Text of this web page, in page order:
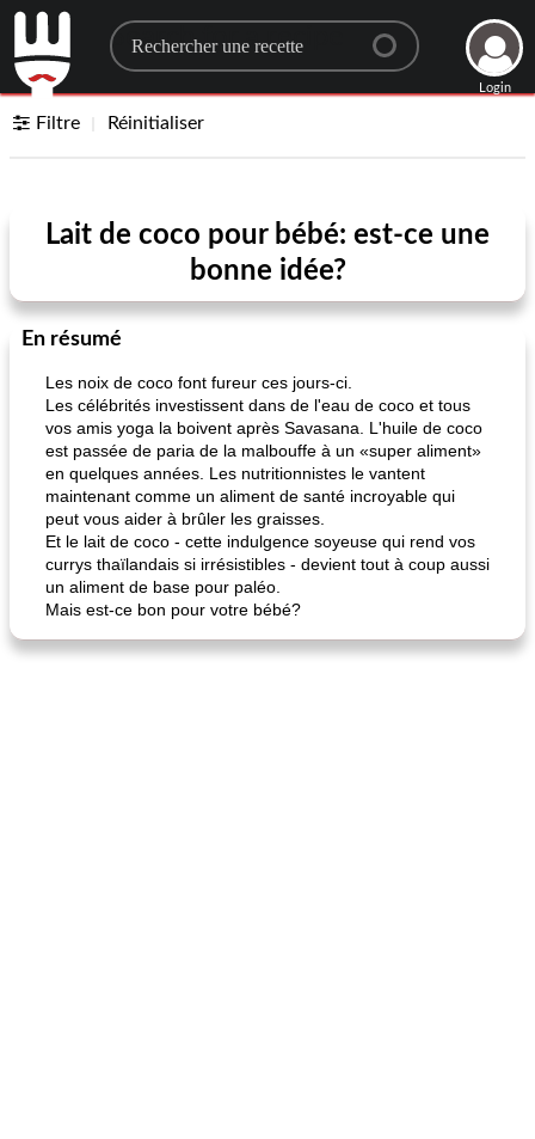
Search for a recipe
Login
Filtre Réinitialiser
Lait de coco pour bébé: est-ce une
bonne idée?
En résumé
Les noix de coco font fureur ces jours-ci.
Les célébrités investissent dans de l'eau de coco et tous
vos amis yoga la boivent après Savasana. L'huile de coco
est passée de paria de la malbouffe à un «super aliment»
en quelques années. Les nutritionnistes le vantent
maintenant comme un aliment de santé incroyable qui
peut vous aider à brûler les graisses.
Et le lait de coco - cette indulgence soyeuse qui rend vos
currys thaïlandais si irrésistibles - devient tout à coup aussi
un aliment de base pour paléo.
Mais est-ce bon pour votre bébé?